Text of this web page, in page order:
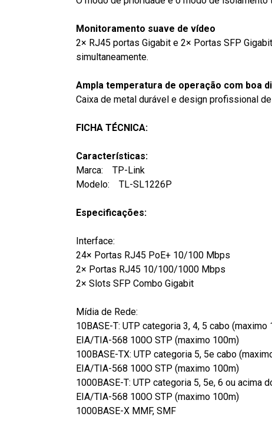
Monitoramento suave de vídeo
2× RJ45 portas Gigabit e 2× Portas SFP
simultaneamente.
Ampla temperatura de operação com boa
Caixa de metal durável e design profissional
FICHA TÉCNICA:
Características:
Marca: TP-Link
Modelo: TL-SL1226P
Especificações:
Interface:
24× Portas RJ45 PoE+ 10/100 Mbps
2× Portas RJ45 10/100/1000 Mbps
2× Slots SFP Combo Gigabit
Mídia de Rede:
10BASE-T: UTP categoria 3, 4, 5 cabo (maximo
EIA/TIA-568 100O STP (maximo 100m)
100BASE-TX: UTP categoria 5, 5e cabo
EIA/TIA-568 100O STP (maximo 100m)
1000BASE-T: UTP categoria 5, 5e, 6 ou acima
EIA/TIA-568 100O STP (maximo 100m)
1000BASE-X MMF, SMF